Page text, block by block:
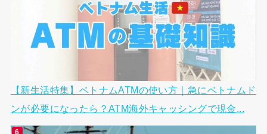
【新生活特集】ベトナムATMの使い方｜急にベトナムド
ンが必要になったら？ATM海外キャッシングで現金...